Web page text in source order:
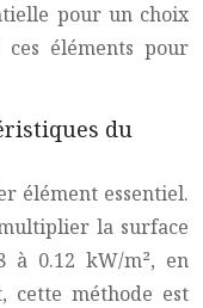
pour un choix
éléments pour
du
élément essentiel.
la surface
à 0.12 kW/m², en
cette méthode est